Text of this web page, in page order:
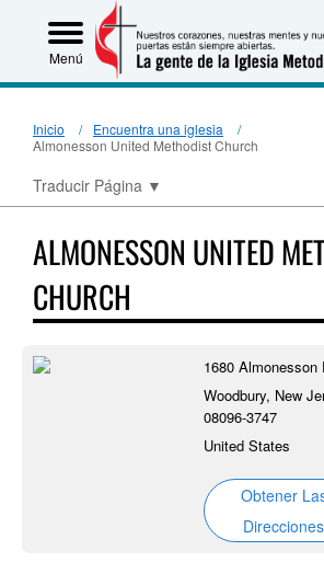
Menú
Inicio
Encuentra una iglesia
Almonesson United Methodist Church
Traducir Página ▼
ALMONESSON UNITED
CHURCH
1680 Almonesson
Woodbury, New
08096-3747
United States
Obtener
Direcciones